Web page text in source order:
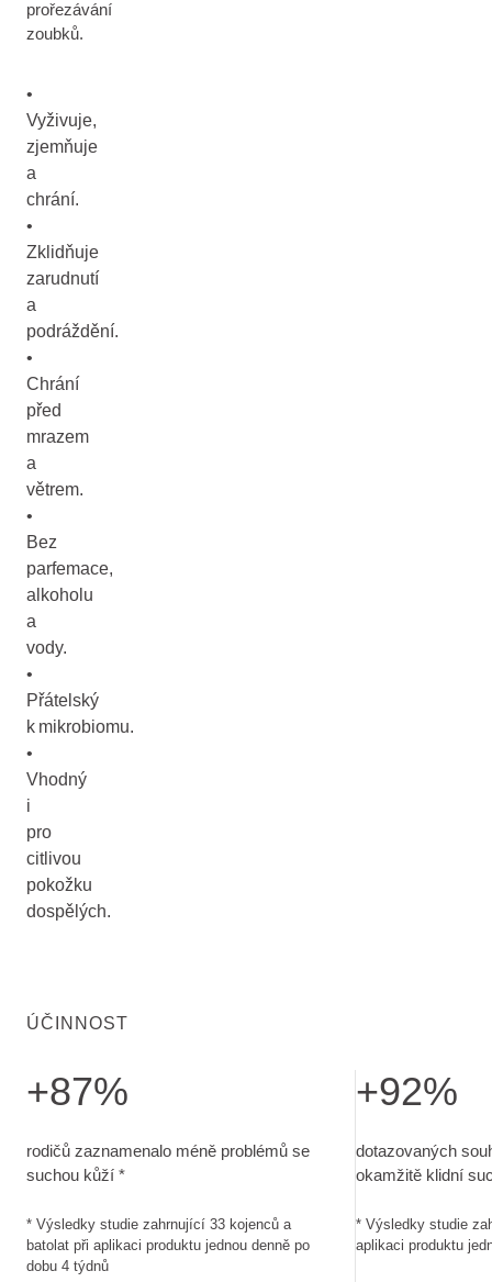
prořezávání
zoubků.
•
Vyživuje,
zjemňuje
a
chrání.
•
Zklidňuje
zarudnutí
a
podráždění.
•
Chrání
před
mrazem
a
větrem.
•
Bez
parfemace,
alkoholu
a
vody.
•
Přátelský
k mikrobiomu.
•
Vhodný
i
pro
citlivou
pokožku
dospělých.
ÚČINNOST
+87%
rodičů zaznamenalo méně problémů se
suchou kůží *
* Výsledky studie zahrnující 33 kojenců a
batolat při aplikaci produktu jednou denně po
dobu 4 týdnů
+92%
dotazovaných
okamžitě klidní
* Výsledky studie
aplikaci produktu